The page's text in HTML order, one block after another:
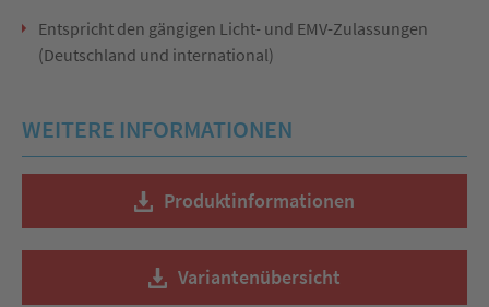
Entspricht den gängigen Licht- und EMV-Zulassungen
(Deutschland und international)
WEITERE INFORMATIONEN
Produktinformationen
Variantenübersicht